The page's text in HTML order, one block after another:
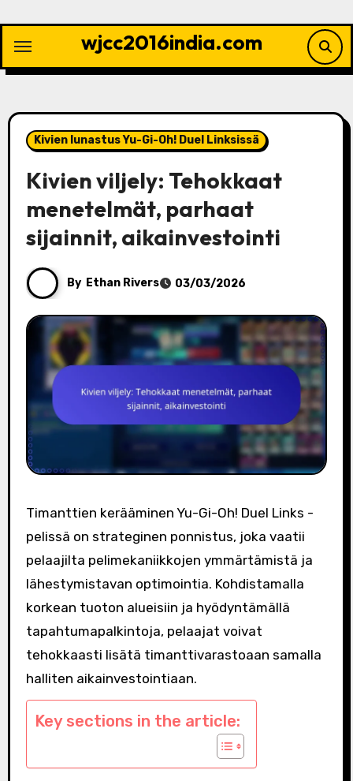
content
wjcc2016india.com
Kivien lunastus Yu-Gi-Oh! Duel Linksissä
Kivien viljely: Tehokkaat
menetelmät, parhaat
sijainnit, aikainvestointi
By Ethan Rivers 03/03/2026
Timanttien kerääminen Yu-Gi-Oh! Duel Links -
pelissä on strateginen ponnistus, joka vaatii
pelaajilta pelimekaniikkojen ymmärtämistä ja
lähestymistavan optimointia. Kohdistamalla
korkean tuoton alueisiin ja hyödyntämällä
tapahtumapalkintoja, pelaajat voivat
tehokkaasti lisätä timanttivarastoaan samalla
halliten aikainvestointiaan.
Key sections in the article: